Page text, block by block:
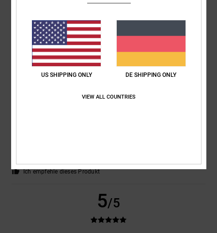
Original anzeigen - Dutch
: 5/5 Preis-Leistungs-Verhältnis
/5
Ich empfehle dieses Produkt
Farbe: 5
Ich empfehle dieses Produkt
5/5
US SHIPPING ONLY DE SHIPPING ONLY
VIEW ALL COUNTRIES